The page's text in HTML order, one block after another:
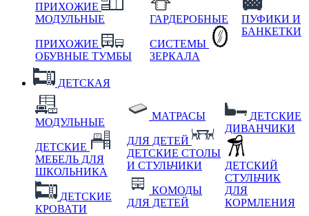
ПРИХОЖИЕ
МОДУЛЬНЫЕ
ПРИХОЖИЕ
ОБУВНЫЕ ТУМБЫ
ГАРДЕРОБНЫЕ
СИСТЕМЫ
ЗЕРКАЛА
ПУФИКИ И
БАНКЕТКИ
ДЕТСКАЯ
МОДУЛЬНЫЕ
ДЕТСКИЕ
МЕБЕЛЬ ДЛЯ
ШКОЛЬНИКА
ДЕТСКИЕ
КРОВАТИ
МАТРАСЫ
ДЛЯ ДЕТЕЙ
ДЕТСКИЕ СТОЛЫ
И СТУЛЬЧИКИ
КОМОДЫ
ДЛЯ ДЕТЕЙ
ДЕТСКИЕ
ДИВАНЧИКИ
ДЕТСКИЙ
СТУЛЬЧИК
ДЛЯ
КОРМЛЕНИЯ